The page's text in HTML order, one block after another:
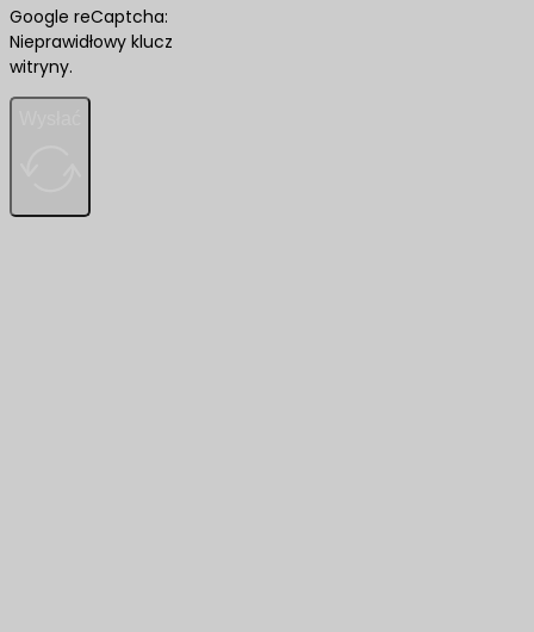
Google reCaptcha:
Nieprawidłowy klucz
witryny.